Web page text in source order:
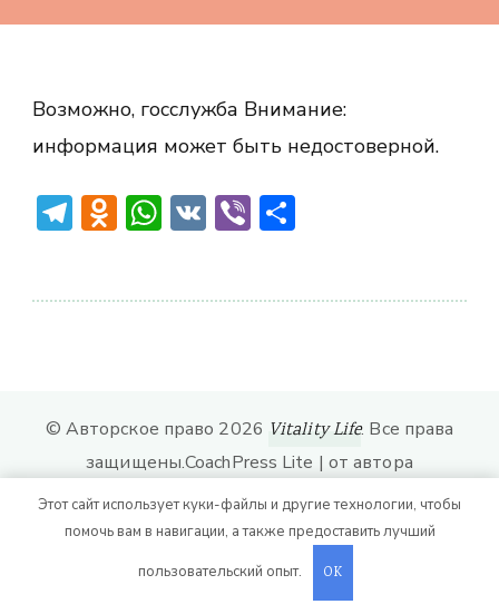
Возможно, госслужба Внимание:
информация может быть недостоверной.
Telegram
Odnoklassniki
WhatsApp
VKViber
© Авторское право 2026 Vitality Life. Все права
защищены.CoachPress Lite | от автора
Blossom Themes . На платформе WordPress
Этот сайт использует куки-файлы и другие технологии, чтобы
помочь вам в навигации, а также предоставить лучший
пользовательский опыт.
OK